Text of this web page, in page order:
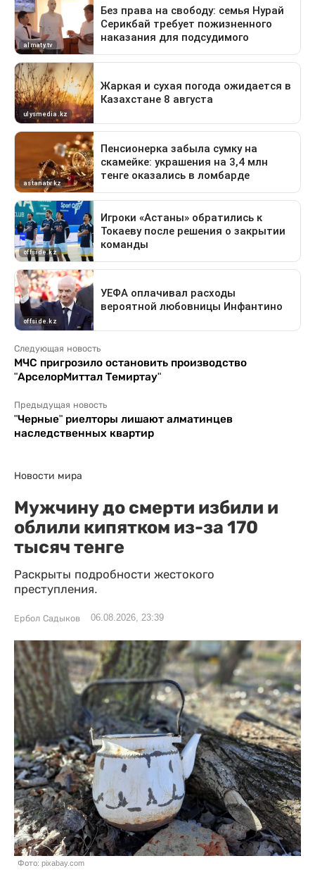
Следующая новость
МЧС пригрозило остановить производство
"АрселорМиттал Темиртау"
Предыдущая новость
"Черные" риелторы лишают алматинцев
наследственных квартир
Новости мира
Мужчину до смерти избили и
облили кипятком из-за 170
тысяч тенге
Раскрыты подробности жестокого
преступления.
Ербол Садыков 06.08.2026, 23:39
Фото: pixabay.com